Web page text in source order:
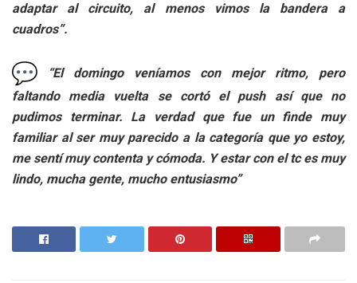
adaptar al circuito, al menos vimos la bandera a
cuadros”.
“El domingo veníamos con mejor ritmo, pero
faltando media vuelta se cortó el push así que no
pudimos terminar. La verdad que fue un finde muy
familiar al ser muy parecido a la categoría que yo estoy,
me sentí muy contenta y cómoda. Y estar con el tc es muy
lindo, mucha gente, mucho entusiasmo”